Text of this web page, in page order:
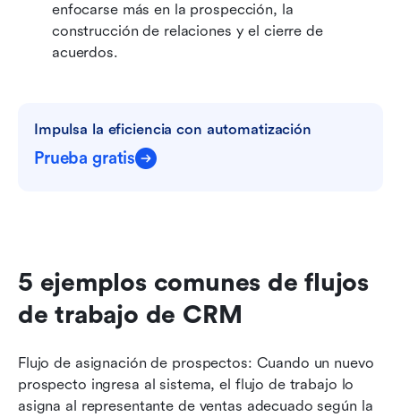
enfocarse más en la prospección, la
construcción de relaciones y el cierre de
acuerdos.
Impulsa la eficiencia con automatización
Prueba gratis
5 ejemplos comunes de flujos
de trabajo de CRM
Flujo de asignación de prospectos: Cuando un nuevo
prospecto ingresa al sistema, el flujo de trabajo lo
asigna al representante de ventas adecuado según la